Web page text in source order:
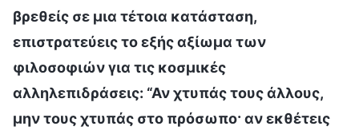
βρεθείς σε μια τέτοια κατάσταση,
επιστρατεύεις το εξής αξίωμα των
φιλοσοφιών για τις κοσμικές
αλληλεπιδράσεις: “Αν χτυπάς τους άλλους,
μην τους χτυπάς στο πρόσωπο· αν εκθέτεις